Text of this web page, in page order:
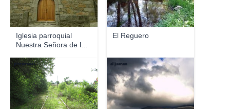
Iglesia parroquial
Nuestra Señora de l...
El Reguero
pintatrenes el juanan